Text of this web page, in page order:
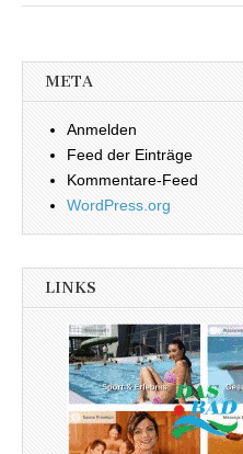
META
Anmelden
Feed der Einträge
Kommentare-Feed
WordPress.org
LINKS